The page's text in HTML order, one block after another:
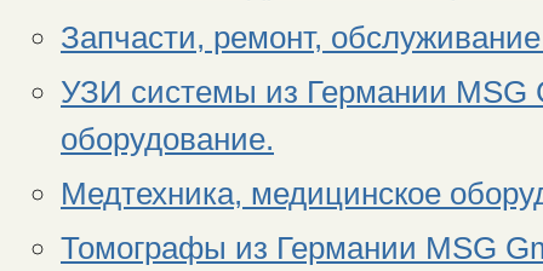
Запчасти, ремонт,
УЗИ системы из Германии MSG
оборудование.
Медтехника, медицинское
Томографы из Германии MSG